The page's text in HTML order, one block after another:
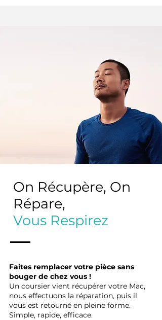
On Récupère, On
Répare,
Vous Respirez
Faites remplacer votre pièce sans
bouger de chez vous !
Un coursier vient récupérer votre Mac,
nous effectuons la réparation, puis il
vous est retourné en pleine forme.
Simple, rapide, efficace.